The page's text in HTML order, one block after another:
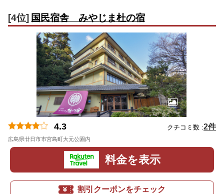
[4位] 国民宿舎 みやじま杜の宿
4.3 クチコミ数 :2件
広島県廿日市市宮島町大元公園内
料金を表示
割引クーポンをチェック